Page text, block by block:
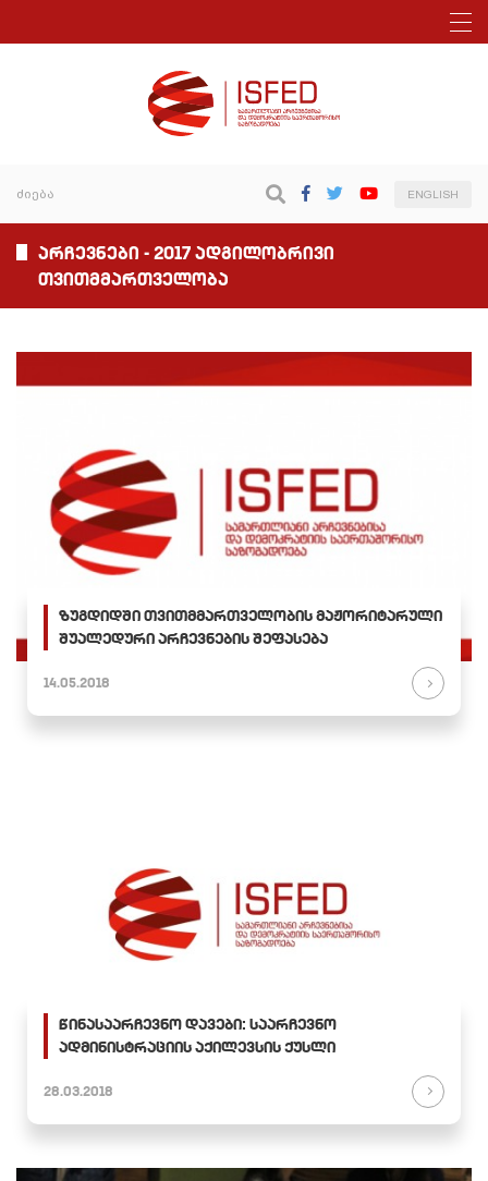
ENGLISH
არჩევნები - 2017 ადგილობრივი
თვითმმართველობა
ზუგდიდში თვითმმართველობის მაჟორიტარული
შუალედური არჩევნების შეფასება
14.05.2018
წინასაარჩევნო დავები: საარჩევნო
ადმინისტრაციის აქილევსის ქუსლი
28.03.2018